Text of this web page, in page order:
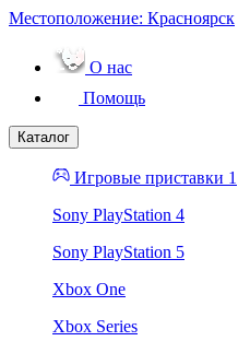
Местоположение: Красноярск
О нас
Помощь
Каталог
Игровые приставки 1
Sony PlayStation 4
Sony PlayStation 5
Xbox One
Xbox Series